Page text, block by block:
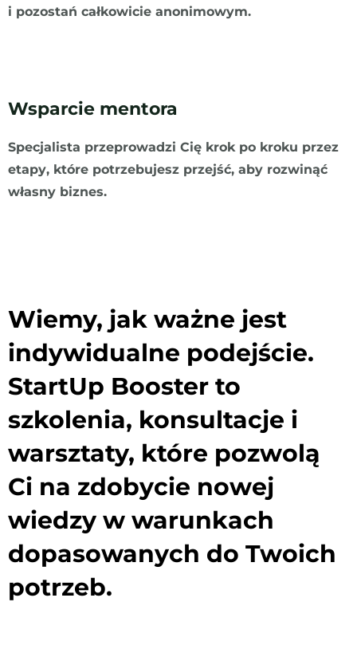
i pozostań całkowicie anonimowym.
Wsparcie mentora
Specjalista przeprowadzi Cię krok po kroku przez
etapy, które potrzebujesz przejść, aby rozwinąć
własny biznes.
Wiemy, jak ważne jest
indywidualne podejście.
StartUp Booster to
szkolenia, konsultacje i
warsztaty, które pozwolą
Ci na zdobycie nowej
wiedzy w warunkach
dopasowanych do Twoich
potrzeb.